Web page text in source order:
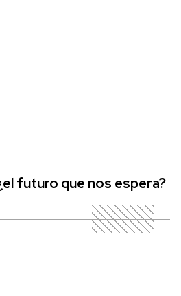
futuro que nos espera?